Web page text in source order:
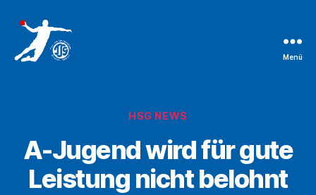
Menü
Kategorien
HSG NEWS
A-Jugend wird für gute
Leistung nicht belohnt